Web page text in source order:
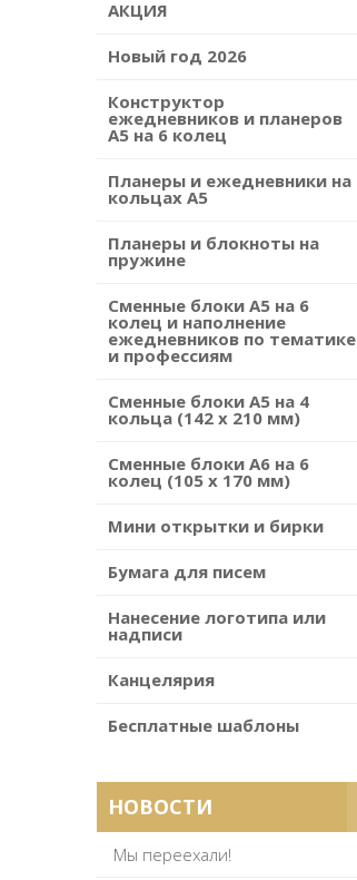
АКЦИЯ
Новый год 2026
Конструктор
ежедневников и планеров
А5 на 6 колец
Планеры и ежедневники на
кольцах А5
Планеры и блокноты на
пружине
Сменные блоки А5 на 6
колец и наполнение
ежедневников по тематике
и профессиям
Сменные блоки А5 на 4
кольца (142 х 210 мм)
Сменные блоки А6 на 6
колец (105 х 170 мм)
Мини открытки и бирки
Бумага для писем
Нанесение логотипа или
надписи
Канцелярия
Бесплатные шаблоны
НОВОСТИ
Мы переехали!